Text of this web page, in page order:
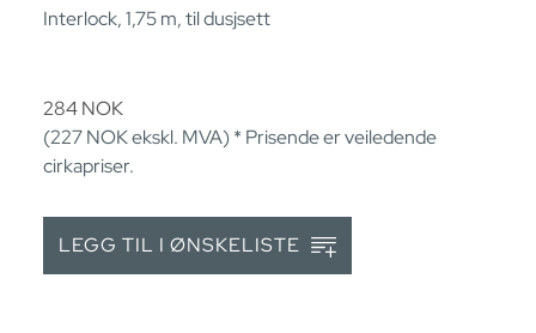
Interlock, 1,75 m, til dusjsett
284NOK
(227NOKekskl. MVA) * Prisende er veiledende
cirkapriser.
LEGG TIL I ØNSKELISTE